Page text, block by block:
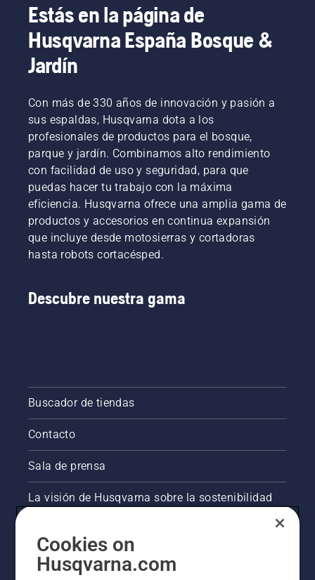
Estás en la página de
Husqvarna España Bosque &
Jardín
Con más de 330 años de innovación y pasión a
sus espaldas, Husqvarna dota a los
profesionales de productos para el bosque,
parque y jardín. Combinamos alto rendimiento
con facilidad de uso y seguridad, para que
puedas hacer tu trabajo con la máxima
eficiencia. Husqvarna ofrece una amplia gama de
productos y accesorios en continua expansión
que incluye desde motosierras y cortadoras
hasta robots cortacésped.
Descubre nuestra gama
Buscador de tiendas
Contacto
Sala de prensa
La visión de Husqvarna sobre la sostenibilidad
Otros sitios de Husqvarna
Cookies on
Husqvarna.com